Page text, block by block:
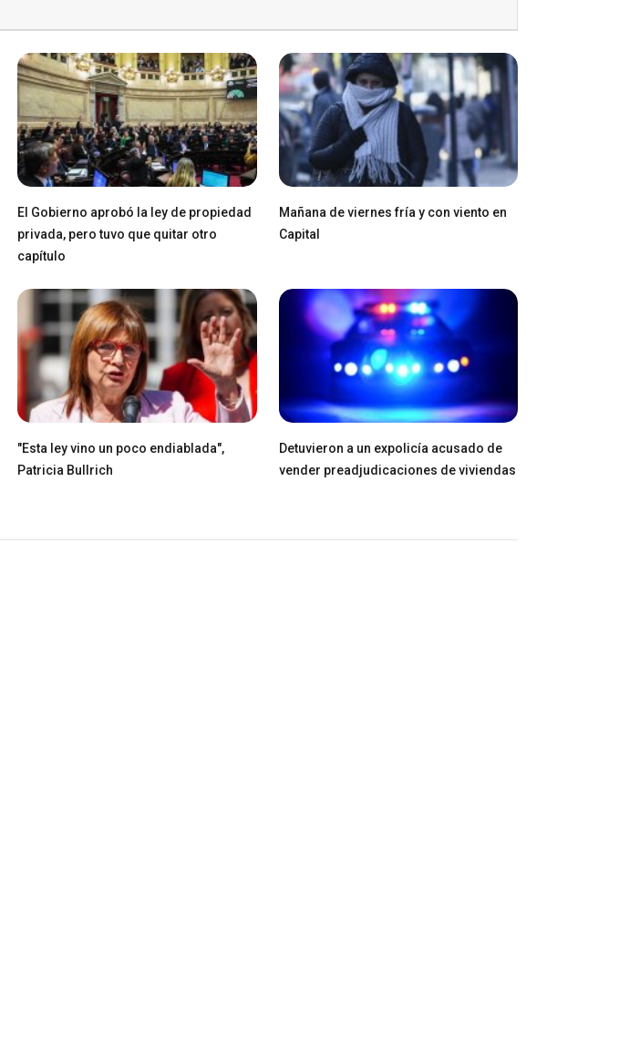
El Gobierno aprobó la ley de propiedad
privada, pero tuvo que quitar otro
capítulo
Mañana de viernes fría y con viento en
Capital
"Esta ley vino un poco endiablada",
Patricia Bullrich
Detuvieron a un expolicía acusado de
vender preadjudicaciones de viviendas